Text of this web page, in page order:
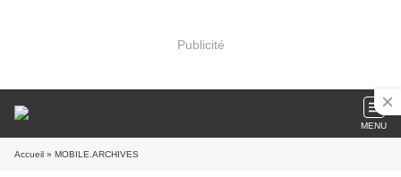
Publicité
MENU
Accueil » MOBILE.ARCHIVES